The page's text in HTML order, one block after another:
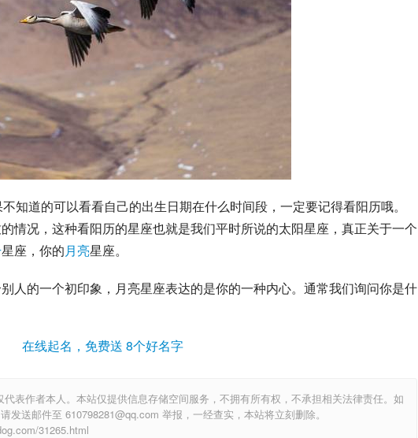
知道的可以看看自己的出生日期在什么时间段，一定要记得看阳历哦。
情况，这种看阳历的星座也就是我们平时所说的太阳星座 ，真正关于一个
星座，你的月亮星座。
人的一个初印象， 月亮星座表达的是你的一种内心。通常我们询问你是什
在线起名，免费送 8个好名字
表作者本人。本站仅提供信息存储空间服务，不拥有所有权，不承担相关法律责任。如
发送邮件至 610798281@qq.com 举报，一经查实，本站将立刻删除。
31265.html